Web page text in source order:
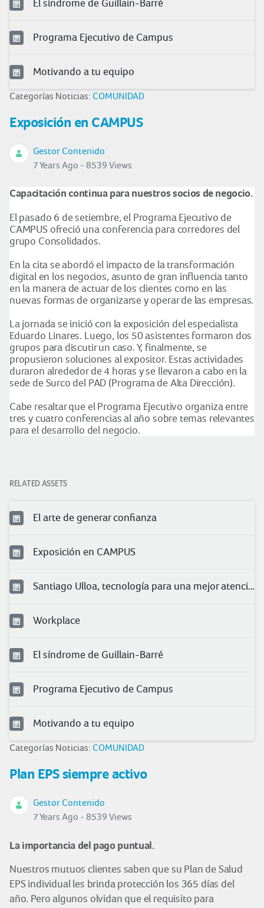
El síndrome de Guillain-Barré
Programa Ejecutivo de Campus
Motivando a tu equipo
Categorías Noticias: COMUNIDAD
Exposición en CAMPUS
Gestor Contenido
7 Years Ago - 8539 Views
Capacitación continua para nuestros socios de negocio.
El pasado 6 de setiembre, el Programa Ejecutivo de
CAMPUS ofreció una conferencia para corredores del
grupo Consolidados.
En la cita se abordó el impacto de la transformación
digital en los negocios, asunto de gran influencia tanto
en la manera de actuar de los clientes como en las
nuevas formas de organizarse y operar de las empresas.
La jornada se inició con la exposición del especialista
Eduardo Linares. Luego, los 50 asistentes formaron dos
grupos para discutir un caso. Y, finalmente, se
propusieron soluciones al expositor. Estas actividades
duraron alrededor de 4 horas y se llevaron a cabo en la
sede de Surco del PAD (Programa de Alta Dirección).
Cabe resaltar que el Programa Ejecutivo organiza entre
tres y cuatro conferencias al año sobre temas relevantes
para el desarrollo del negocio.
RELATED ASSETS
El arte de generar confianza
Exposición en CAMPUS
Santiago Ulloa, tecnología para una mejor atención
Workplace
El síndrome de Guillain-Barré
Programa Ejecutivo de Campus
Motivando a tu equipo
Categorías Noticias: COMUNIDAD
Plan EPS siempre activo
Gestor Contenido
7 Years Ago - 8539 Views
La importancia del pago puntual.
Nuestros mutuos clientes saben que su Plan de Salud
EPS individual les brinda protección los 365 días del
año. Pero algunos olvidan que el requisito para